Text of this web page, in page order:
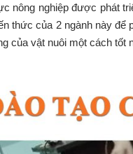
nông nghiệp được phát
thức của 2 ngành này
của vật nuôi một cách tốt